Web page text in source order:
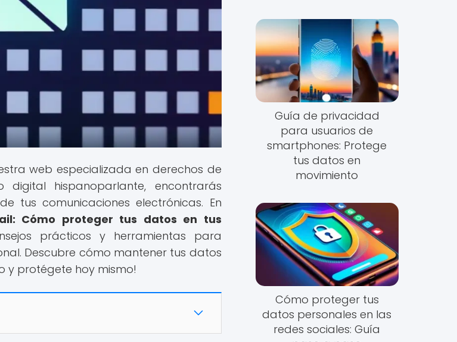
web especializada en derechos de
hispanoparlante, encontrarás
tus comunicaciones electrónicas. En
Cómo proteger tus datos en tus
prácticos y herramientas para
Descubre cómo mantener tus datos
y protégete hoy mismo!
Guía de privacidad
para usuarios de
smartphones: Protege
tus datos en
movimiento
Cómo proteger tus
datos personales en las
redes sociales: Guía